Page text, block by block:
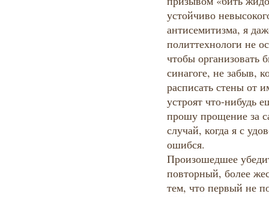
устойчиво
антисемитизма, я
политтехнологи не
чтобы организовать
синагоге, не забыв,
расписать стены от
устроят что-нибудь
прошу прощение за
случай, когда я с
ошибся.
Произошедшее
повторный, более
тем, что первый не